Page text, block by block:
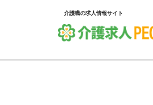
介護職の求人情報サイト